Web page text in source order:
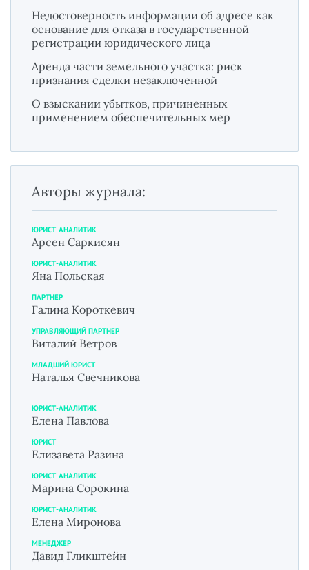
Недостоверность информации об адресе как
основание для отказа в государственной
регистрации юридического лица
Аренда части земельного участка: риск
признания сделки незаключенной
О взыскании убытков, причиненных
применением обеспечительных мер
Авторы журнала:
ЮРИСТ-АНАЛИТИК
Арсен Саркисян
ЮРИСТ-АНАЛИТИК
Яна Польская
ПАРТНЕР
Галина Короткевич
УПРАВЛЯЮЩИЙ ПАРТНЕР
Виталий Ветров
МЛАДШИЙ ЮРИСТ
Наталья Свечникова
ЮРИСТ-АНАЛИТИК
Елена Павлова
ЮРИСТ
Елизавета Разина
ЮРИСТ-АНАЛИТИК
Марина Сорокина
ЮРИСТ-АНАЛИТИК
Елена Миронова
МЕНЕДЖЕР
Давид Гликштейн